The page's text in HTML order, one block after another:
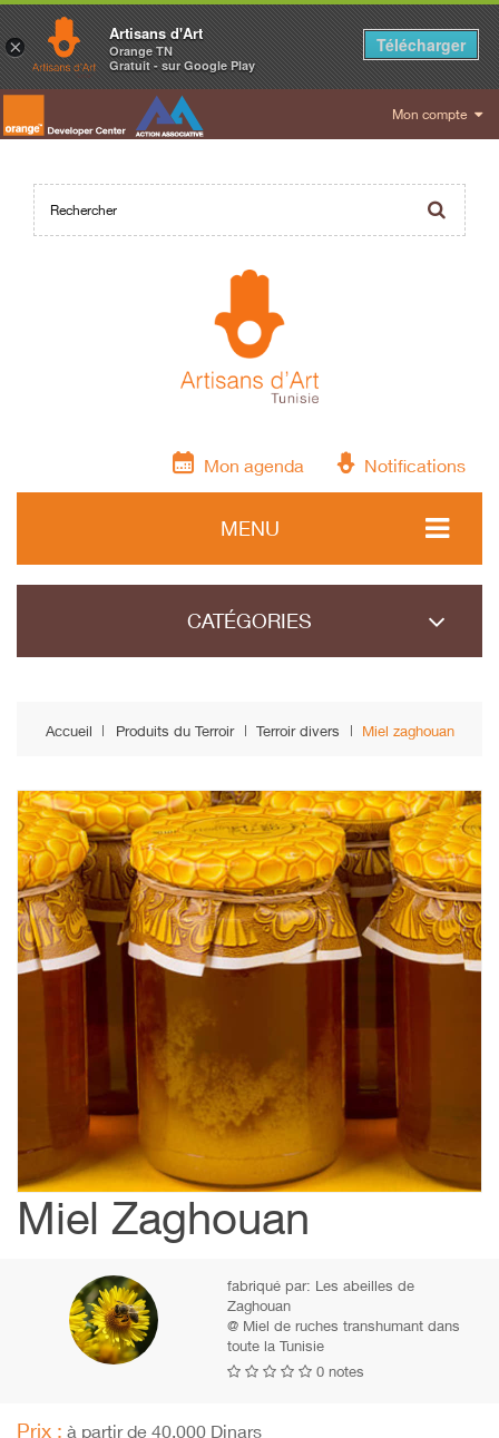
Mon compte
Mon agenda Notifications
MENU
CATÉGORIES
Accueil Produits du Terroir Terroir divers Miel zaghouan
Miel Zaghouan
fabriqué par: Les abeilles de
Zaghouan
@ Miel de ruches transhumant dans
toute la Tunisie
0 notes
Prix : à partir de 40,000 Dinars
×
Artisans d'Art
Orange TN
Gratuit - sur Google Play
Télécharger